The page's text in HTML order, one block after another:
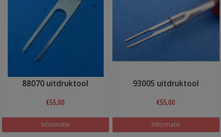
88070 uitdruktool
€55,00
Informatie
93005 uitdruktool
€55,00
Informatie